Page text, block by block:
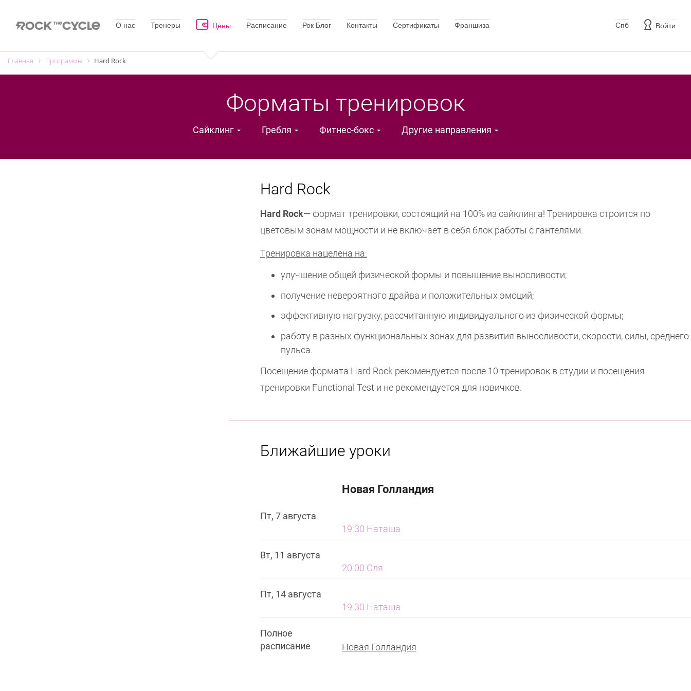
Спб Войти
О нас Тренеры Цены Расписание Рок Блог Контакты Сертификаты Франшиза
Главная Программы Hard Rock
Форматы тренировок
Сайклинг Гребля Фитнес-бокс Другие направления
Hard Rock
Hard Rock— формат тренировки, состоящий на 100% из сайклинга! Тренировка строится по
цветовым зонам мощности и не включает в себя блок работы с гантелями.
Тренировка нацелена на:
улучшение общей физической формы и повышение выносливости;
получение невероятного драйва и положительных эмоций;
эффективную нагрузку, рассчитанную индивидуального из физической формы;
работу в разных функциональных зонах для развития выносливости, скорости, силы, среднего
пульса.
Посещение формата Hard Rock рекомендуется после 10 тренировок в студии и посещения
тренировки Functional Test и не рекомендуется для новичков.
Ближайшие уроки
Новая Голландия
Пт, 7 августа
19:30 Наташа
Вт, 11 августа
20:00 Оля
Пт, 14 августа
19:30 Наташа
Полное
расписание
Новая Голландия